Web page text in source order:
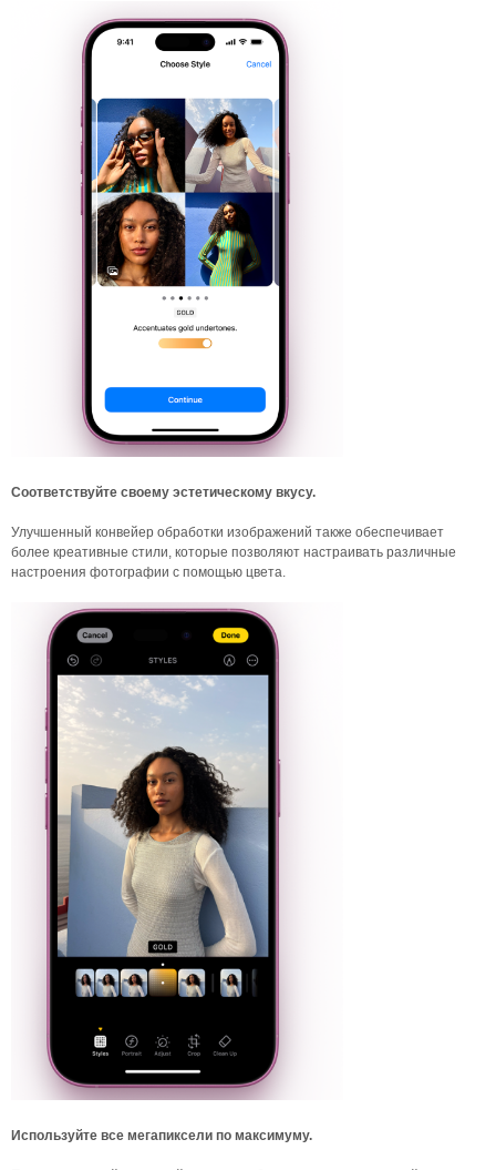
Соответствуйте своему эстетическому вкусу.
Улучшенный конвейер обработки изображений также обеспечивает
более креативные стили, которые позволяют настраивать различные
настроения фотографии с помощью цвета.
Используйте все мегапиксели по максимуму.